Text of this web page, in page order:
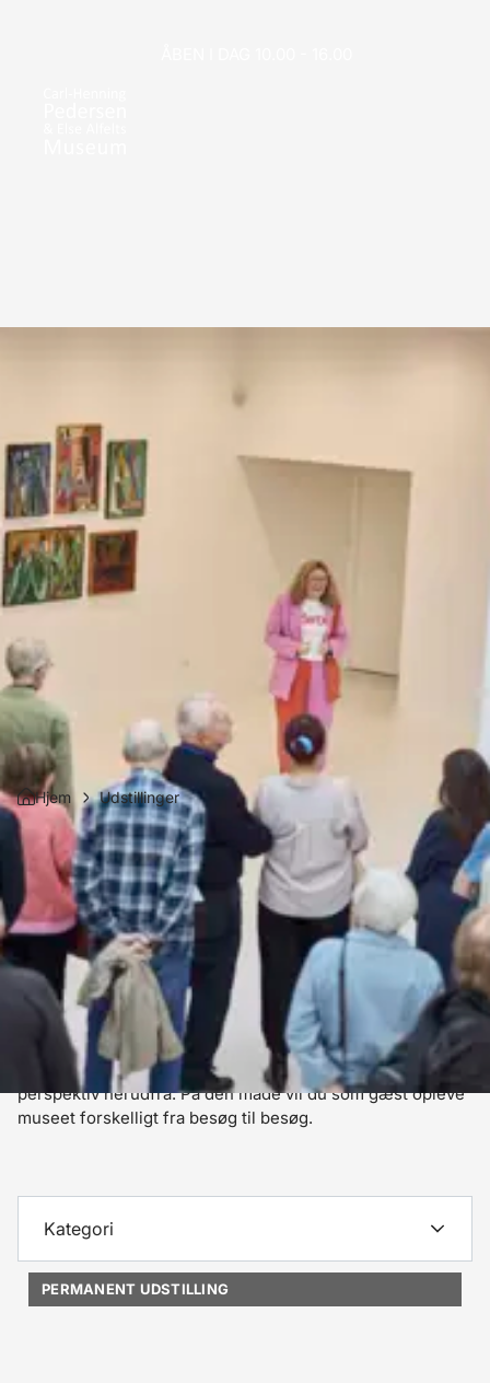
Hjem Udstillinger
Udstillinger
På Carl-Henning Pedersen & Else Alfelts Museum kan du
både opleve permanente udstillinger og særudstillinger. I
vores permanente udstillinger kan du gå på opdagelse i
nogle af museets grundfortællinger. Derudover udvikler vi
løbende forskelligartede særudstillinger. Her dykker vi
ned i museets righoldige samling og udfolder et særligt
perspektiv herudfra. På den måde vil du som gæst opleve
museet forskelligt fra besøg til besøg.
Kategori
PERMANENT UDSTILLING